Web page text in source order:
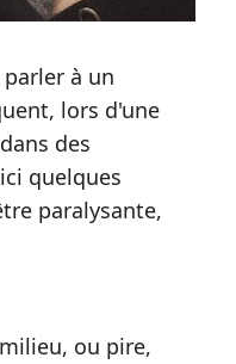
à un
lors d'une
des
quelques
paralysante,
ou pire,